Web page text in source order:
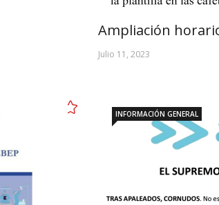
Ampliación
Julio 11, 2023
INFORMACIÓN GENERAL